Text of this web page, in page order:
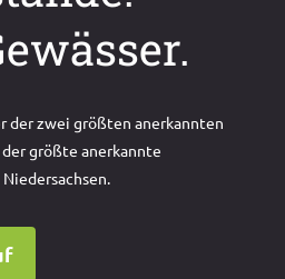
der zwei größten anerkannten
größte anerkannte